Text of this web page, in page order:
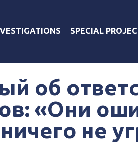
SPECIAL
об
«Они
не